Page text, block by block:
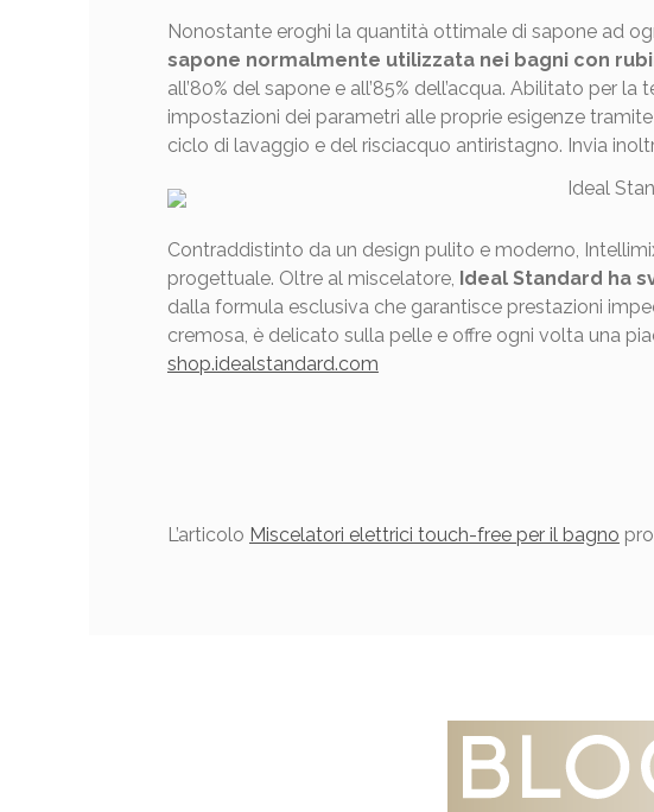
Nonostante eroghi la quantità ottimale di sapone ad
sapone normalmente utilizzata nei bagni con
all’80% del sapone e all’85% dell’acqua. Abilitato per
impostazioni dei parametri alle proprie esigenze
ciclo di lavaggio e del risciacquo antiristagno. Invia
Contraddistinto da un design pulito e moderno,
progettuale. Oltre al miscelatore, Ideal Standard ha
dalla formula esclusiva che garantisce prestazioni
cremosa, è delicato sulla pelle e offre ogni volta una
shop.idealstandard.com
L’articolo Miscelatori elettrici touch-free per il bagno